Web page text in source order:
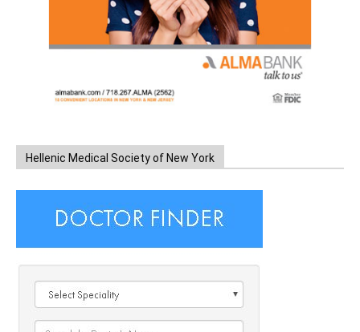
Hellenic Medical Society of New York